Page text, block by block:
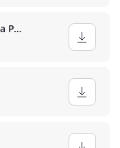
Артем Пивоваров & Klavdia Petrivna